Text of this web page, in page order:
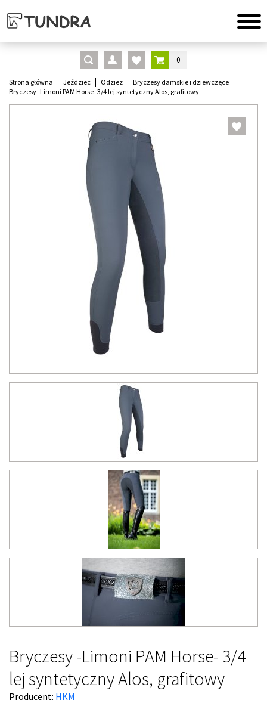
0
Strona główna Jeździec Odzież
Bryczesy damskie i dziewczęce
Bryczesy -Limoni PAM Horse- 3/4 lej syntetyczny Alos, grafitowy
Bryczesy -Limoni PAM Horse- 3/4
lej syntetyczny Alos, grafitowy
Producent: HKM